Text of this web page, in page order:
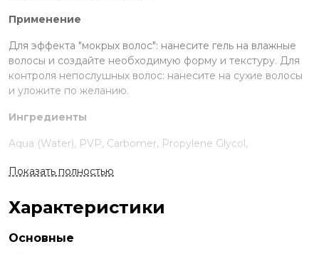
Применение
Для эффекта "мокрых волос": нанесите гель на влажные
волосы и создайте необходимую форму и текстуру. Для
контроля непослушных волос: нанесите на сухие волосы
и уложите по желанию.
Ингредиенты
Aqua (Water), PVP, Carbomer, Propylene Glycol,
Castor Oil, Imidazolidinyl Urea, Polysorbate 20,
Показать полностью
Характеристики
Основные